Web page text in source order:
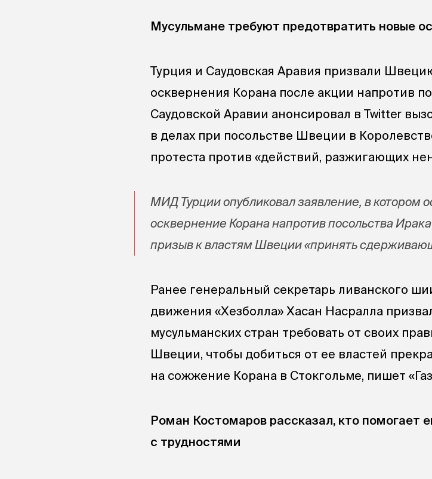
Мусульмане требуют предотвратить новые
Турция и Саудовская Аравия призвали
осквернения Корана после акции напротив
Саудовской Аравии анонсировал в Twitter
в делах при посольстве Швеции в
протеста против «действий, разжигающих
МИД Турции опубликовал заявление, в котором
осквернение Корана напротив посольства
призыв к властям Швеции «принять
Ранее генеральный секретарь ливанского
движения «Хезболла» Хасан Насралла
мусульманских стран требовать от своих
Швеции, чтобы добиться от ее властей
на сожжение Корана в Стокгольме, пишет
Роман Костомаров рассказал, кто помогает
с трудностями